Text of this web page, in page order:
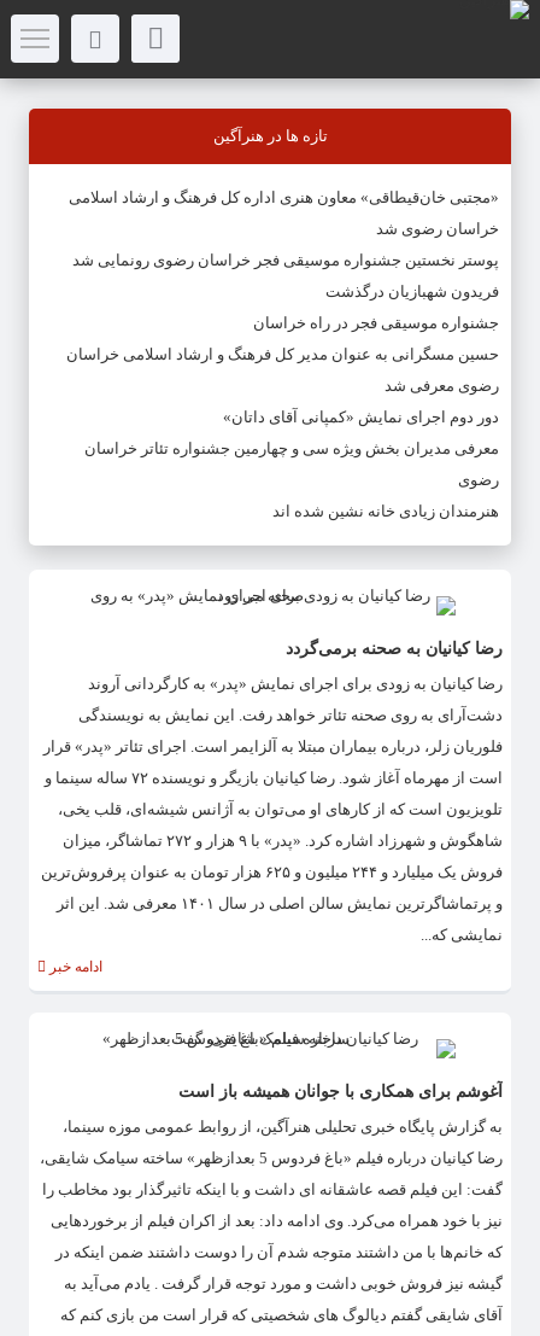
تازه ها در هنرآگین
«مجتبی خان‌قیطاقی» معاون هنری اداره کل فرهنگ و ارشاد اسلامی
خراسان رضوی شد
پوستر نخستین جشنواره موسیقی فجر خراسان رضوی رونمایی شد
فریدون شهبازیان درگذشت
جشنواره موسیقی فجر در راه خراسان
حسین مسگرانی به عنوان مدیر کل فرهنگ و ارشاد اسلامی خراسان
رضوی معرفی شد
دور دوم اجرای نمایش «کمپانی آقای داتان»
معرفی مدیران بخش ویژه سی و چهارمین جشنواره تئاتر خراسان
رضوی
هنرمندان زیادی خانه نشین شده اند
رضا کیانیان به صحنه برمی‌گردد
رضا کیانیان به‎ زودی برای اجرای نمایش «پدر» به کارگردانی آروند
دشت‌آرای به روی صحنه تئاتر خواهد رفت. این نمایش به نویسندگی
فلوریان زلر، درباره بیماران مبتلا به آلزایمر است. اجرای تئاتر «پدر» قرار
است از مهرماه آغاز شود. رضا کیانیان بازیگر و نویسنده ۷۲ ساله سینما و
تلویزیون است که از کارهای او می‌توان به آژانس شیشه‌ای، قلب یخی،
شاهگوش و شهرزاد اشاره کرد. «پدر» با ۹ هزار و ۲۷۲ تماشاگر، میزان
فروش یک میلیارد و ۲۴۴ میلیون و ۶۲۵ هزار تومان به عنوان پرفروش‌ترین
و پرتماشاگرترین نمایش سالن اصلی در سال ۱۴۰۱ معرفی شد. این اثر
نمایشی که...
ادامه خبر
آغوشم برای همکاری با جوانان همیشه باز است
به گزارش پایگاه خبری تحلیلی هنرآگین، از روابط عمومی موزه سینما،
رضا کیانیان درباره فیلم «باغ فردوس 5 بعدازظهر» ساخته سیامک شایقی،
گفت: این فیلم قصه عاشقانه ای داشت و با اینکه تاثیرگذار بود مخاطب را
نیز با خود همراه می‌کرد. وی ادامه داد: بعد از اکران فیلم از برخوردهایی
که خانم‌ها با من داشتند متوجه شدم آن را دوست داشتند ضمن اینکه در
گیشه نیز فروش خوبی داشت و مورد توجه قرار گرفت . یادم می‌آید به
آقای شایقی گفتم دیالوگ های شخصیتی که قرار است من بازی کنم که